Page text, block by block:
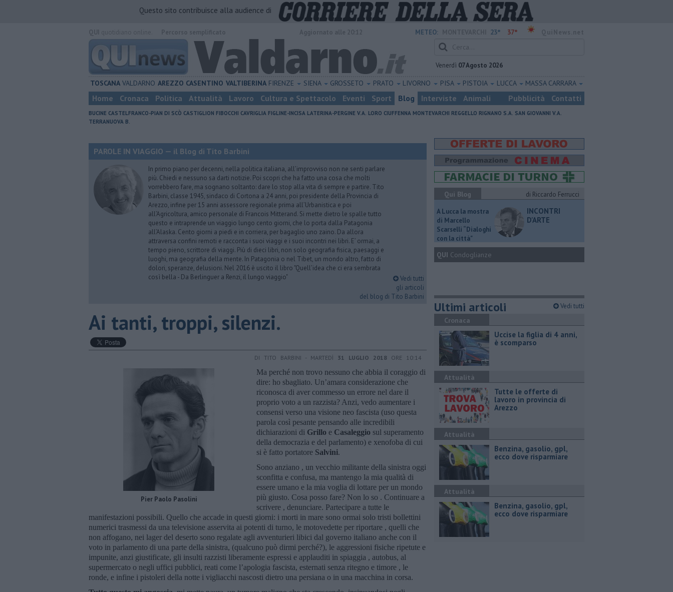
Questo sito contribuisce alla audience di
METEO: 23° 37°
Venerdì 07 Agosto 2026
TOSCANA VALDARNO AREZZO CASENTINO VALTIBERINA FIRENZE SIENA GROSSETO PRATO LIVORNO PISA PISTOIA LUCCA MASSA CARRARA
Home Cronaca Politica Attualità Lavoro Cultura e Spettacolo Eventi Sport Blog Interviste Animali Pubblicità Contatti
BUCINE CASTELFRANCO-PIAN DI SCÒ CASTIGLION FIBOCCHI CAVRIGLIA FIGLINE-INCISA LATERINA-PERGINE V.A. LORO CIUFFENNA MONTEVARCHI REGGELLO RIGNANO S.A. SAN GIOVANNI V.A.
TERRANUOVA B.
PAROLE IN VIAGGIO — il Blog di Tito Barbini
In primo piano per decenni, nella politica italiana, all’improvviso non ne senti parlare
più. Chiedi e nessuno sa darti notizie. Poi scopri che ha fatto una cosa che molti
vorrebbero fare, ma sognano soltanto: dare lo stop alla vita di sempre e partire. Tito
Barbini, classe 1945, sindaco di Cortona a 24 anni, poi presidente della Provincia di
Arezzo, infine per 15 anni assessore regionale prima all’Urbanistica e poi
all’Agricoltura, amico personale di Francois Mitterand. Si mette dietro le spalle tutto
questo e intraprende un viaggio lungo cento giorni, che lo porta dalla Patagonia
all’Alaska. Cento giorni a piedi e in corriera, per bagaglio uno zaino. Da allora
attraversa confini remoti e racconta i suoi viaggi e i suoi incontri nei libri. E’ ormai, a
tempo pieno, scrittore di viaggi. Più di dieci libri, non solo geografia fisica, paesaggi e
luoghi, ma geografia della mente. In Patagonia o nel Tibet, un mondo altro, fatto di
dolori, speranze, delusioni. Nel 2016 è uscito il libro "Quell’idea che ci era sembrata
così bella - Da Berlinguer a Renzi, il lungo viaggio"
Vedi tutti
gli articoli
del blog di Tito Barbini
Ai tanti, troppi, silenzi.
DI TITO BARBINI - MARTEDÌ 31 LUGLIO 2018 ORE 10:14
Pier Paolo Pasolini
Ma perché non trovo nessuno che abbia il coraggio di
dire: ho sbagliato. Un’amara considerazione che
riconosca di aver commesso un errore nel dare il
proprio voto a un razzista? Anzi, vedo aumentare i
consensi verso una visione neo fascista (uso questa
parola così pesante pensando alle incredibili
dichiarazioni di Grillo e Casaleggio sul superamento
della democrazia e del parlamento) e xenofoba di cui
si è fatto portatore Salvini.
Sono anziano , un vecchio militante della sinistra oggi
sconfitta e confusa, ma mantengo la mia qualità di
essere umano e la mia voglia di lottare per un mondo
più giusto. Cosa posso fare? Non lo so . Continuare a
scrivere , denunciare. Partecipare a tutte le
manifestazioni possibili. Quello che accade in questi giorni: i morti in mare sono ormai solo tristi bollettini
numerici trasmessi da una televisione asservita ai potenti di turno, le motovedette per riportare , quelli che
non affogano, nei lager del deserto sono regalate agli avventurieri libici dal governo italiano anche con il
voto in parlamento di una parte della sinistra, (qualcuno può dirmi perché?), le aggressioni fisiche ripetute e
impunite, anzi giustificate, gli insulti razzisti liberamente espressi e applauditi in spiaggia , autobus, al
supermercato o negli uffici pubblici, reati come l’apologia fascista, esternati senza ritegno e timore , le
ronde, e infine i pistoleri della notte i vigliacchi nascosti dietro una persiana o in una macchina in corsa.
Qui Blog
di Riccardo Ferrucci
A Lucca la mostra
di Marcello
Scarselli “Dialoghi
con la città"
INCONTRI
D'ARTE
QUI Condoglianze
Ultimi articoli Vedi tutti
Cronaca
Uccise la figlia di 4 anni,
è scomparso
Attualità
​Tutte le offerte di
lavoro in provincia di
Arezzo
Attualità
​Benzina, gasolio, gpl,
ecco dove risparmiare
Attualità
​Benzina, gasolio, gpl,
ecco dove risparmiare